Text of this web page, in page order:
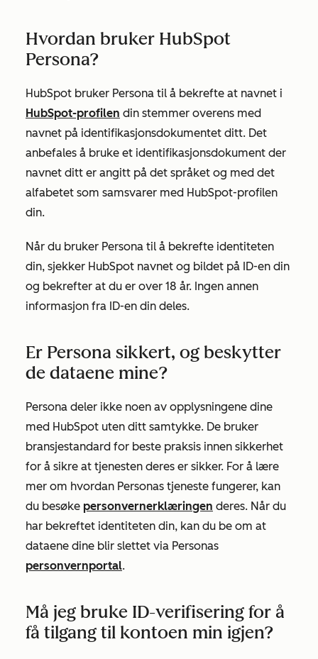
Hvordan bruker HubSpot
Persona?
HubSpot bruker Persona til å bekrefte at navnet i
HubSpot-profilen din stemmer overens med
navnet på identifikasjonsdokumentet ditt. Det
anbefales å bruke et identifikasjonsdokument der
navnet ditt er angitt på det språket og med det
alfabetet som samsvarer med HubSpot-profilen
din.
Når du bruker Persona til å bekrefte identiteten
din, sjekker HubSpot navnet og bildet på ID-en din
og bekrefter at du er over 18 år. Ingen annen
informasjon fra ID-en din deles.
Er Persona sikkert, og beskytter
de dataene mine?
Persona deler ikke noen av opplysningene dine
med HubSpot uten ditt samtykke. De bruker
bransjestandard for beste praksis innen sikkerhet
for å sikre at tjenesten deres er sikker. For å lære
mer om hvordan Personas tjeneste fungerer, kan
du besøke personvernerklæringen deres. Når du
har bekreftet identiteten din, kan du be om at
dataene dine blir slettet via Personas
personvernportal.
Må jeg bruke ID-verifisering for å
få tilgang til kontoen min igjen?